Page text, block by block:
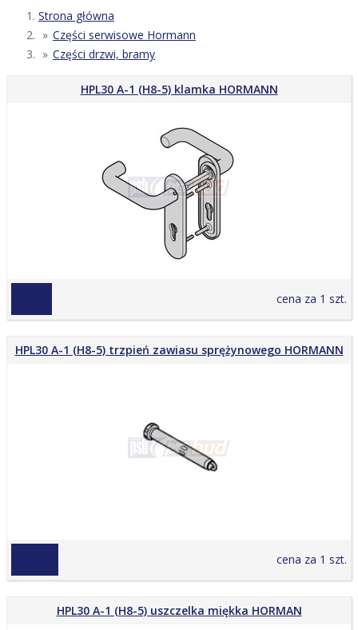
Strona główna
Części serwisowe Hormann
Części drzwi, bramy
HPL30 A-1 (H8-5) klamka HORMANN
cena za 1 szt.
HPL30 A-1 (H8-5) trzpień zawiasu sprężynowego HORMANN
cena za 1 szt.
HPL30 A-1 (H8-5) uszczelka miękka HORMAN